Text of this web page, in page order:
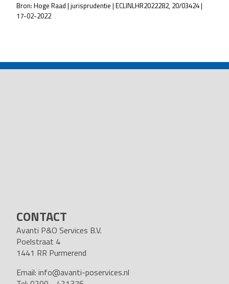
Bron: Hoge Raad | jurisprudentie | ECLINLHR2022282, 20/03424 |
17-02-2022
NAVIGATION
CONTACT
Avanti P&O Services B.V.
Poelstraat 4
1441 RR Purmerend
Email: info@avanti-poservices.nl